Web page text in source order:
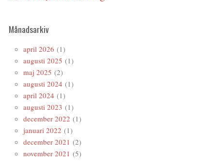
Månadsarkiv
april 2026 (1)
augusti 2025 (1)
maj 2025 (2)
augusti 2024 (1)
april 2024 (1)
augusti 2023 (1)
december 2022 (1)
januari 2022 (1)
december 2021 (2)
november 2021 (5)